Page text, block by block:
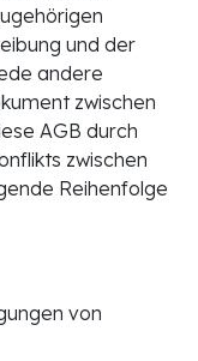
und der
andere
zwischen
AGB durch
zwischen
Reihenfolge
von